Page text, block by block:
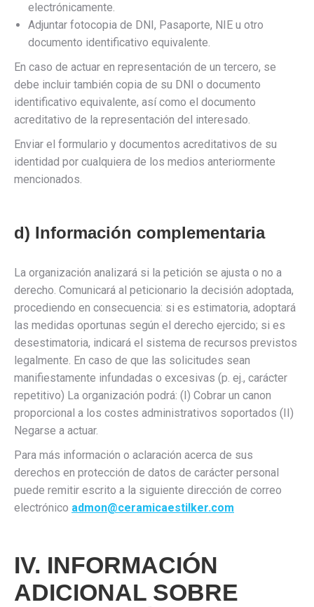
electrónicamente.
Adjuntar fotocopia de DNI, Pasaporte, NIE u otro
documento identificativo equivalente.
En caso de actuar en representación de un tercero, se
debe incluir también copia de su DNI o documento
identificativo equivalente, así como el documento
acreditativo de la representación del interesado.
Enviar el formulario y documentos acreditativos de su
identidad por cualquiera de los medios anteriormente
mencionados.
d) Información complementaria
La organización analizará si la petición se ajusta o no a
derecho. Comunicará al peticionario la decisión adoptada,
procediendo en consecuencia: si es estimatoria, adoptará
las medidas oportunas según el derecho ejercido; si es
desestimatoria, indicará el sistema de recursos previstos
legalmente. En caso de que las solicitudes sean
manifiestamente infundadas o excesivas (p. ej., carácter
repetitivo) La organización podrá: (I) Cobrar un canon
proporcional a los costes administrativos soportados (II)
Negarse a actuar.
Para más información o aclaración acerca de sus
derechos en protección de datos de carácter personal
puede remitir escrito a la siguiente dirección de correo
electrónico admon@ceramicaestilker.com
IV. INFORMACIÓN
ADICIONAL SOBRE